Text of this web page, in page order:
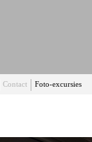
Contact Foto-excursies